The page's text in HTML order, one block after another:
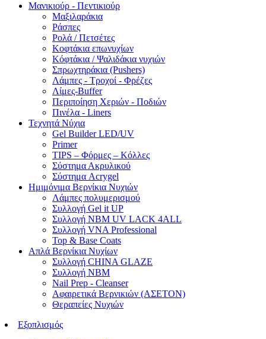
Μανικιούρ - Πεντικιούρ
Μαξιλαράκια
Ράσπες
Ρολά / Πετσέτες
Κοφτάκια επωνυχίων
Κόφτάκια / Ψαλιδάκια νυχιών
Σπρωχτηράκια (Pushers)
Λάμπες - Τροχοί - Φρέζες
Λίμες-Buffer
Περιποίηση Χεριών - Ποδιών
Πινέλα - Liners
Τεχνητά Νύχια
Gel Builder LED/UV
Primer
TIPS – Φόρμες – Κόλλες
Σύστημα Ακρυλικού
Σύστημα Acrygel
Ημιμόνιμα Βερνίκια Νυχιών
Λάμπες πολυμερισμού
Συλλογή Gel it UP
Συλλογή NBM UV LACK 4ALL
Συλλογή VNA Professional
Top & Base Coats
Απλά Βερνίκια Νυχίων
Συλλογή CHINA GLAZE
Συλλογή NBM
Nail Prep - Cleanser
Αφαιρετικά Βερνικιών (ΑΣΕΤΟΝ)
Θεραπείες Νυχιών
Εξοπλισμός